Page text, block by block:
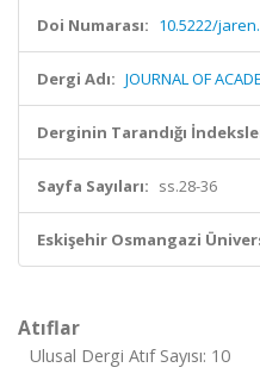
Doi Numarası: 10.5222/
Dergi Adı: JOURNAL OF
Derginin Tarandığı
Sayfa Sayıları: ss.28-36
Eskişehir Osmangazi
Atıflar
Ulusal Dergi Atıf Sayısı: 10